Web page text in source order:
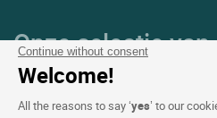
Continue without consent
Welcome!
All the reasons to say ‘yes’ to our
Onze selectie
Frankrijk en Europa